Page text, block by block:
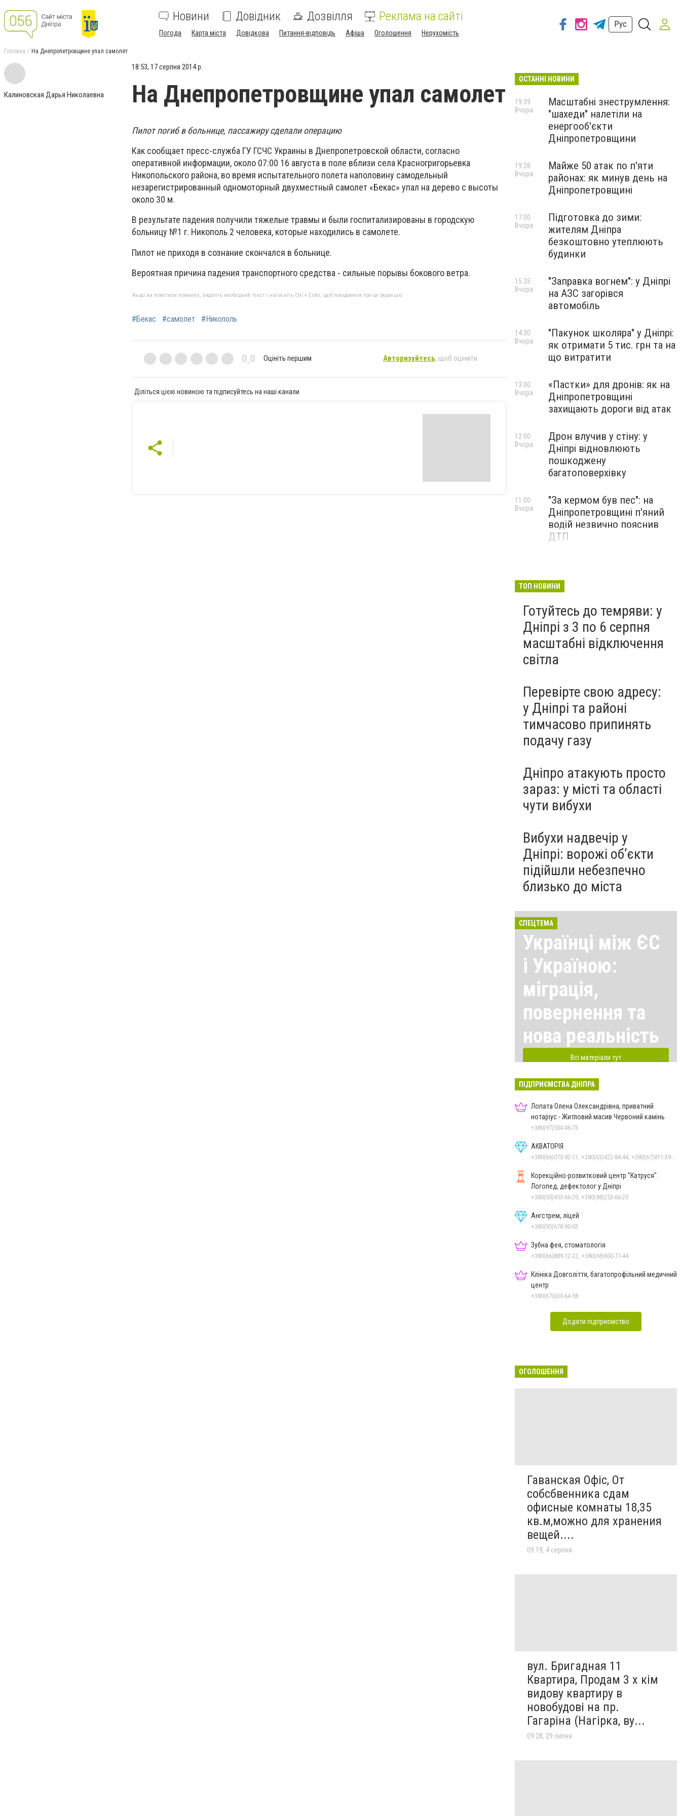
Новини Довідник Дозвілля Реклама на сайті
Погода Карта міста Довідкова Питання-відповідь Афіша Оголошення Нерухомість
Рус
Головна На Днепропетровщине упал самолет
Калиновская Дарья Николаевна
18:53, 17 серпня 2014 р.
На Днепропетровщине упал самолет
Пилот погиб в больнице, пассажиру сделали операцию
Как сообщает пресс-служба ГУ ГСЧС Украины в Днепропетровской области, согласно
оперативной информации, около 07:00 16 августа в поле вблизи села Красногригорьевка
Никопольского района, во время испытательного полета наполовину самодельный
незарегистрированный одномоторный двухместный самолет «Бекас» упал на дерево с высоты
около 30 м.
В результате падения получили тяжелые травмы и были госпитализированы в городскую
больницу №1 г. Никополь 2 человека, которые находились в самолете.
Пилот не приходя в сознание скончался в больнице.
Вероятная причина падения транспортного средства - сильные порывы бокового ветра.
Якщо ви помітили помилку, виділіть необхідний текст і натисніть Ctrl + Enter, щоб повідомити про це редакцію
#Бекас #самолет #Никополь
0,0 Оцініть першим Авторизуйтесь, щоб оцінити
Діліться цією новиною та підписуйтесь на наші канали
ОСТАННІ НОВИНИ
Масштабні знеструмлення:
"шахеди" налетіли на
енергооб'єкти
Дніпропетровщини
19:39
Вчора
Майже 50 атак по п'яти
районах: як минув день на
Дніпропетровщині
19:28
Вчора
Підготовка до зими:
жителям Дніпра
безкоштовно утеплюють
будинки
17:00
Вчора
"Заправка вогнем": у Дніпрі
на АЗС загорівся
автомобіль
15:35
Вчора
"Пакунок школяра" у Дніпрі:
як отримати 5 тис. грн та на
що витратити
14:30
Вчора
«Пастки» для дронів: як на
Дніпропетровщині
захищають дороги від атак
13:00
Вчора
Дрон влучив у стіну: у
Дніпрі відновлюють
пошкоджену
багатоповерхівку
12:00
Вчора
"За кермом був пес": на
Дніпропетровщині п'яний
водій незвично пояснив
ДТП
11:00
Вчора
ТОП НОВИНИ
Готуйтесь до темряви: у
Дніпрі з 3 по 6 серпня
масштабні відключення
світла
Перевірте свою адресу:
у Дніпрі та районі
тимчасово припинять
подачу газу
Дніпро атакують просто
зараз: у місті та області
чути вибухи
Вибухи надвечір у
Дніпрі: ворожі об’єкти
підійшли небезпечно
близько до міста
СПЕЦТЕМА
Українці між ЄС
і Україною:
міграція,
повернення та
нова реальність
Всі матеріали тут
ПІДПРИЄМСТВА ДНІПРА
Лопата Олена Олександрівна, приватний
нотаріус - Житловий масив Червоний камінь
+380(97)504-06-73
АКВАТОРІЯ
Корекційно-розвитковий центр "Катруся".
Логопед, дефектолог у Дніпрі
+380(50)453-66-20, +380(98)253-66-20
Ангстрем, ліцей
+380(95)678-90-03
Зубна фея, стоматологія
+380(66)889-12-22, +380(68)600-77-44
Клініка Довголіття, багатопрофільний медичний
центр
+380(67)630-64-58
Додати підприємство
ОГОЛОШЕННЯ
Гаванская Офіс, От
собсбвенника сдам
офисные комнаты 18,35
кв.м,можно для хранения
вещей....
09:19, 4 серпня
вул. Бригадная 11
Квартира, Продам 3 х кім
видову квартиру в
новобудові на пр.
Гагаріна (Нагірка, ву...
09:28, 29 липня